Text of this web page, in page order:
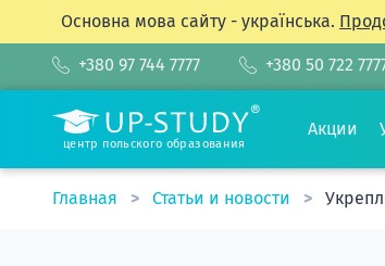
Основна мова сайту - українська.
+380 97 744 7777 +380 50 722
центр польского образования
Акции
Главная Статьи и новости